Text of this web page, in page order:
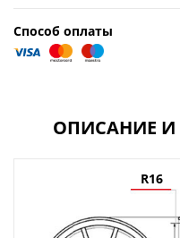
Способ оплаты
ОПИСАНИЕ И
R16